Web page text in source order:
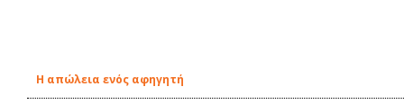
Η απώλεια ενός αφηγητή